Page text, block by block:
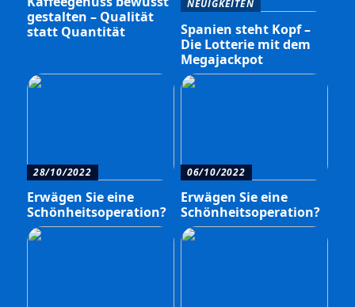
gestalten – Qualität
statt Quantität
NEUIGKEITEN
Spanien steht Kopf –
Die Lotterie mit dem
Megajackpot
28/10/2022
Erwägen Sie eine
Schönheitsoperation?
06/10/2022
Erwägen Sie eine
Schönheitsoperation?